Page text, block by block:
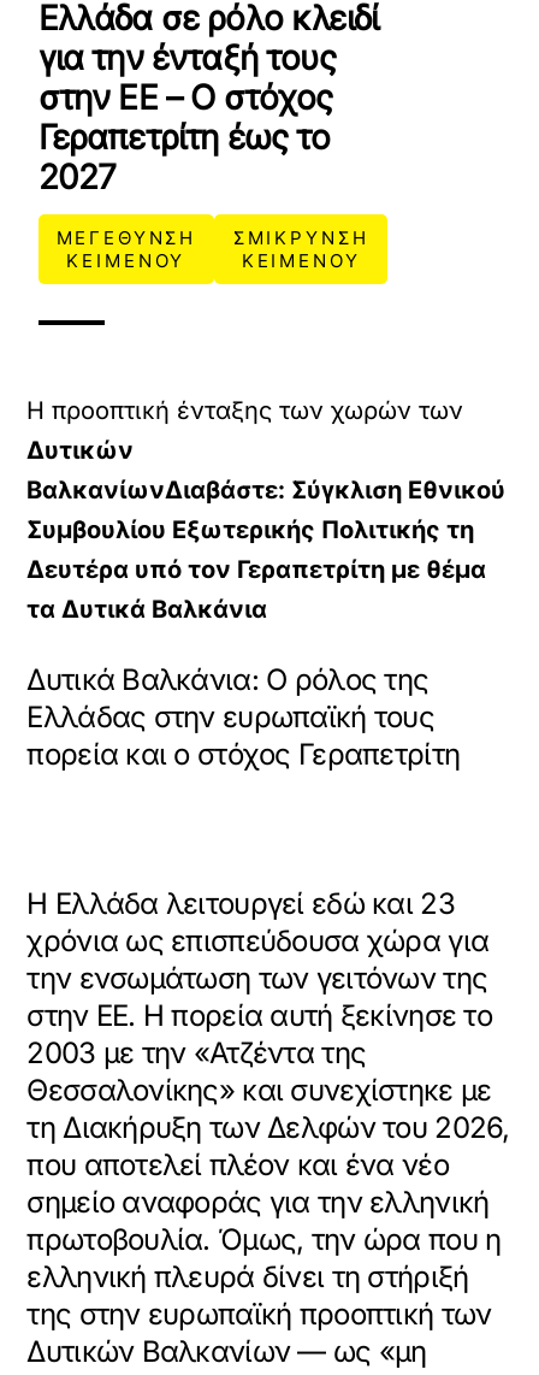
Ελλάδα σε ρόλο κλειδί
για την ένταξή τους
στην ΕΕ – Ο στόχος
Γεραπετρίτη έως το
2027
ΜΕΓΕΘΥΝΣΗ
ΚΕΙΜΕΝΟΥ
ΣΜΙΚΡΥΝΣΗ
ΚΕΙΜΕΝΟΥ
Η προοπτική ένταξης των χωρών των
Δυτικών
ΒαλκανίωνΔιαβάστε: Σύγκλιση Εθνικού
Συμβουλίου Εξωτερικής Πολιτικής τη
Δευτέρα υπό τον Γεραπετρίτη με θέμα
τα Δυτικά Βαλκάνια
Δυτικά Βαλκάνια: Ο ρόλος της
Ελλάδας στην ευρωπαϊκή τους
πορεία και ο στόχος Γεραπετρίτη
Η Ελλάδα λειτουργεί εδώ και 23
χρόνια ως επισπεύδουσα χώρα για
την ενσωμάτωση των γειτόνων της
στην ΕΕ. Η πορεία αυτή ξεκίνησε το
2003 με την «Ατζέντα της
Θεσσαλονίκης» και συνεχίστηκε με
τη Διακήρυξη των Δελφών του 2026,
που αποτελεί πλέον και ένα νέο
σημείο αναφοράς για την ελληνική
πρωτοβουλία. Όμως, την ώρα που η
ελληνική πλευρά δίνει τη στήριξή
της στην ευρωπαϊκή προοπτική των
Δυτικών Βαλκανίων — ως «μη